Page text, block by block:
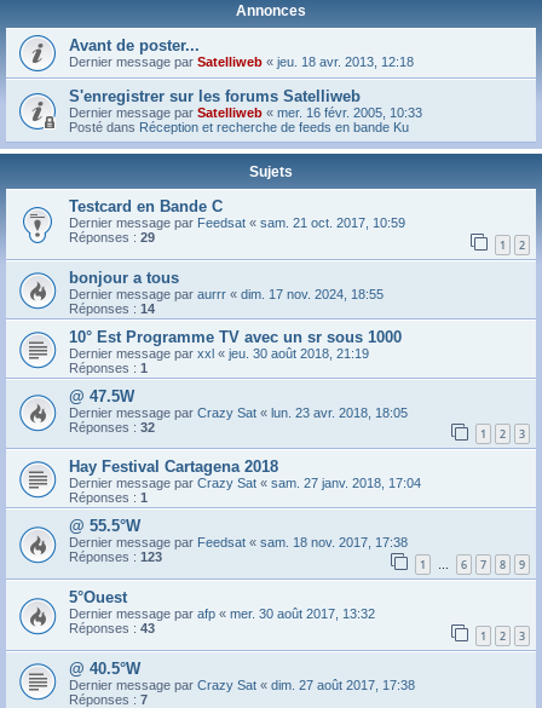
r
Annonces
Avant de poster...
Dernier message par Satelliweb « jeu. 18 avr. 2013, 12:18
S'enregistrer sur les forums Satelliweb
Dernier message par Satelliweb « mer. 16 févr. 2005, 10:33
Posté dans Réception et recherche de feeds en bande Ku
Sujets
Testcard en Bande C
Dernier message par Feedsat « sam. 21 oct. 2017, 10:59
Réponses : 29 1 2
bonjour a tous
Dernier message par aurrr « dim. 17 nov. 2024, 18:55
Réponses : 14
10° Est Programme TV avec un sr sous 1000
Dernier message par xxl « jeu. 30 août 2018, 21:19
Réponses : 1
@ 47.5W
Dernier message par Crazy Sat « lun. 23 avr. 2018, 18:05
Réponses : 32 1 2 3
Hay Festival Cartagena 2018
Dernier message par Crazy Sat « sam. 27 janv. 2018, 17:04
Réponses : 1
@ 55.5°W
Dernier message par Feedsat « sam. 18 nov. 2017, 17:38
Réponses : 123 1 … 6 7 8 9
5°Ouest
Dernier message par afp « mer. 30 août 2017, 13:32
Réponses : 43 1 2 3
@ 40.5°W
Dernier message par Crazy Sat « dim. 27 août 2017, 17:38
Réponses : 7